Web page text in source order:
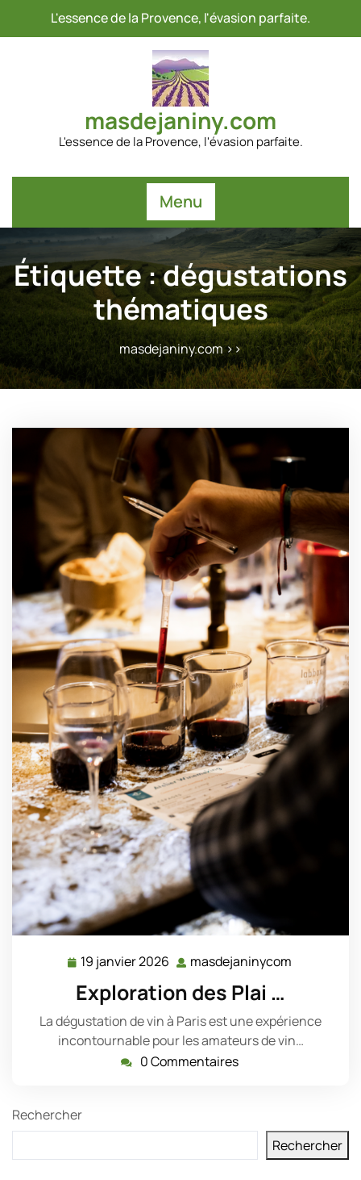
L'essence de la Provence, l'évasion parfaite.
masdejaniny.com
L'essence de la Provence, l'évasion parfaite.
Menu
Étiquette :dégustations
thématiques
masdejaniny.com>>
19 janvier 2026 19
janvier
2026
masdejaninycom
Exploration des Plai …
La dégustation de vin à Paris est une expérience
incontournable pour les amateurs de vin…
0 Commentaires
Rechercher
Rechercher